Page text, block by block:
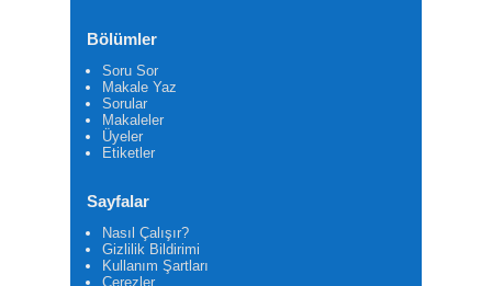
Bölümler
Soru Sor
Makale Yaz
Sorular
Makaleler
Üyeler
Etiketler
Sayfalar
Nasıl Çalışır?
Gizlilik Bildirimi
Kullanım Şartları
Çerezler